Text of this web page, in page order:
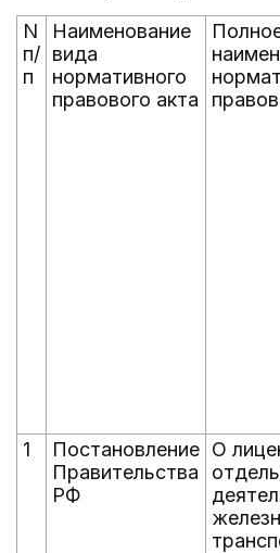
N
п/
п
Наименование
вида
нормативного
правового акта
1
Постановление
Правительства
РФ
О